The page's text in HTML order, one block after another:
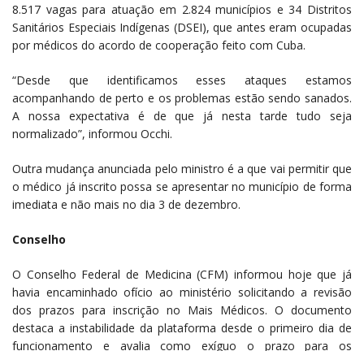
8.517 vagas para atuação em 2.824 municípios e 34 Distritos
Sanitários Especiais Indígenas (DSEI), que antes eram ocupadas
por médicos do acordo de cooperação feito com Cuba.
“Desde que identificamos esses ataques estamos
acompanhando de perto e os problemas estão sendo sanados.
A nossa expectativa é de que já nesta tarde tudo seja
normalizado”, informou Occhi.
Outra mudança anunciada pelo ministro é a que vai permitir que
o médico já inscrito possa se apresentar no município de forma
imediata e não mais no dia 3 de dezembro.
Conselho
O Conselho Federal de Medicina (CFM) informou hoje que já
havia encaminhado ofício ao ministério solicitando a revisão
dos prazos para inscrição no Mais Médicos. O documento
destaca a instabilidade da plataforma desde o primeiro dia de
funcionamento e avalia como exíguo o prazo para os